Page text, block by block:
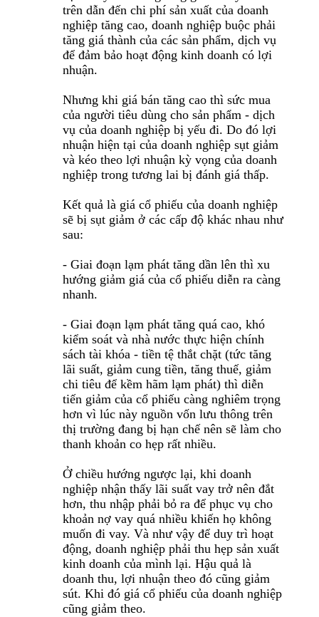
trên dẫn đến chi phí sản xuất của doanh
nghiệp tăng cao, doanh nghiệp buộc phải
tăng giá thành của các sản phẩm, dịch vụ
để đảm bảo hoạt động kinh doanh có lợi
nhuận.
Nhưng khi giá bán tăng cao thì sức mua
của người tiêu dùng cho sản phẩm - dịch
vụ của doanh nghiệp bị yếu đi. Do đó lợi
nhuận hiện tại của doanh nghiệp sụt giảm
và kéo theo lợi nhuận kỳ vọng của doanh
nghiệp trong tương lai bị đánh giá thấp.
Kết quả là giá cổ phiếu của doanh nghiệp
sẽ bị sụt giảm ở các cấp độ khác nhau như
sau:
- Giai đoạn lạm phát tăng dần lên thì xu
hướng giảm giá của cổ phiếu diễn ra càng
nhanh.
- Giai đoạn lạm phát tăng quá cao, khó
kiểm soát và nhà nước thực hiện chính
sách tài khóa - tiền tệ thắt chặt (tức tăng
lãi suất, giảm cung tiền, tăng thuế, giảm
chi tiêu để kềm hãm lạm phát) thì diễn
tiến giảm của cổ phiếu càng nghiêm trọng
hơn vì lúc này nguồn vốn lưu thông trên
thị trường đang bị hạn chế nên sẽ làm cho
thanh khoản co hẹp rất nhiều.
Ở chiều hướng ngược lại, khi doanh
nghiệp nhận thấy lãi suất vay trở nên đắt
hơn, thu nhập phải bỏ ra để phục vụ cho
khoản nợ vay quá nhiều khiến họ không
muốn đi vay. Và như vậy để duy trì hoạt
động, doanh nghiệp phải thu hẹp sản xuất
kinh doanh của mình lại. Hậu quả là
doanh thu, lợi nhuận theo đó cũng giảm
sút. Khi đó giá cổ phiếu của doanh nghiệp
cũng giảm theo.